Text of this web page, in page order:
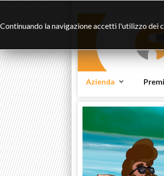
Azienda
Continuando la navigazione accetti l'utilizzo dei